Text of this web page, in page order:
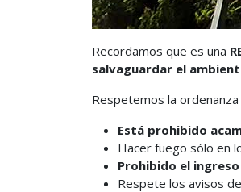
Recordamos que es una
salvaguardar el
Respetemos la
Está prohibido
Hacer fuego sólo en
Prohibido el
Respete los avisos